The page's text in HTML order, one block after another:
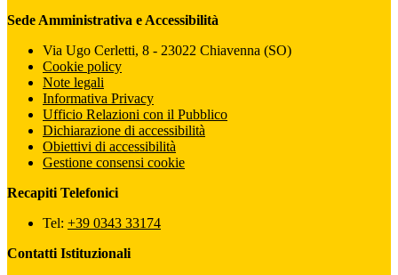
Sede Amministrativa e Accessibilità
Via Ugo Cerletti, 8 - 23022 Chiavenna (SO)
Cookie policy
Note legali
Informativa Privacy
Ufficio Relazioni con il Pubblico
Dichiarazione di accessibilità
Obiettivi di accessibilità
Gestione consensi cookie
Recapiti Telefonici
Tel: +39 0343 33174
Contatti Istituzionali